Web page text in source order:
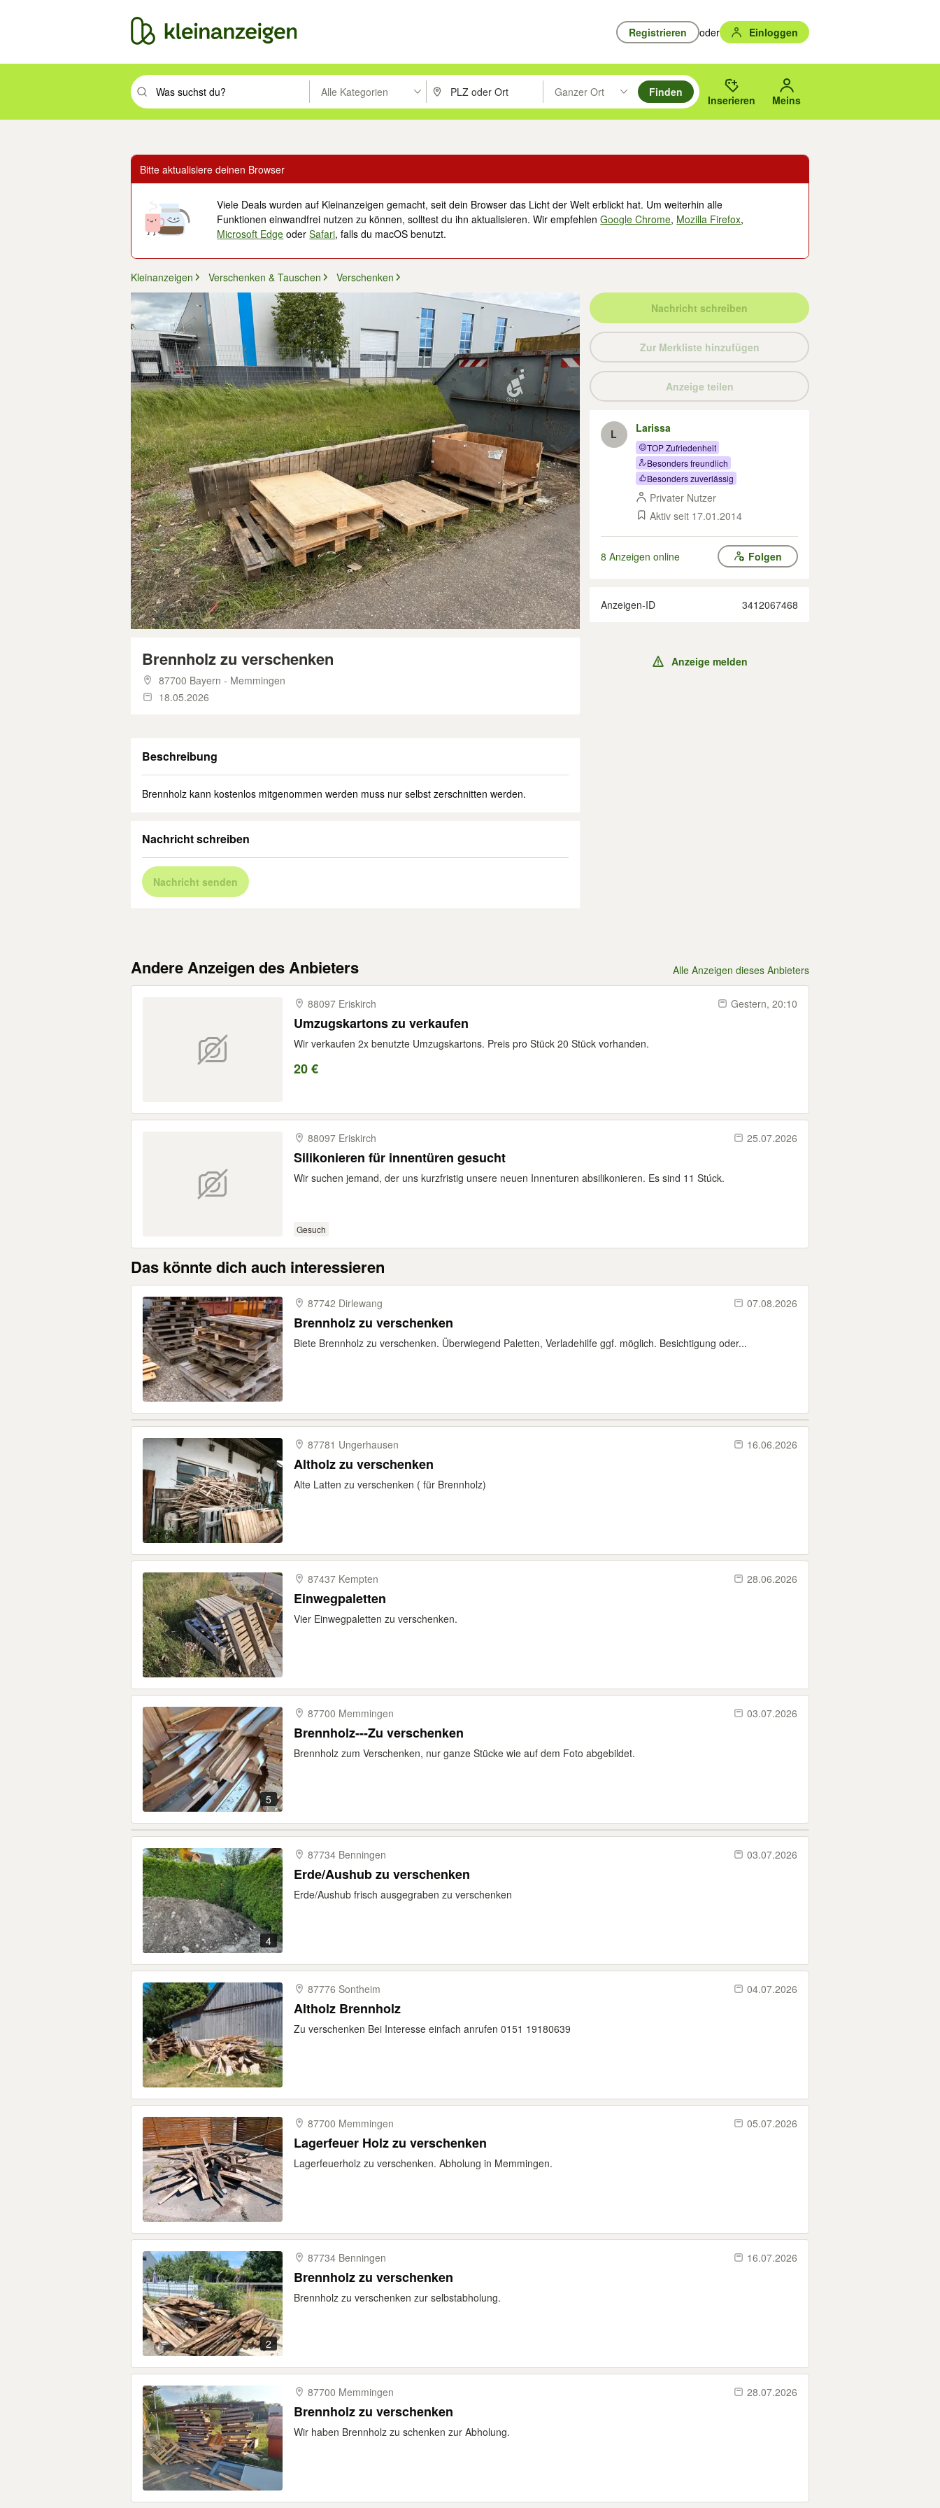
Registrieren oder Einloggen
Suchbegriff eingeben. Eingabetaste drücken um zu suchen, oder Vorschläge mit den Pfeiltasten nach oben/unten durchsuchen und mit Eingabetaste auswählen.
Alle Kategorien PLZ oder Ort eingeben. Eingabetaste drücken um zu suchen, oder Vorschläge mit den Pfeiltasten nach oben/
Ganzer Ort
Suche im Umkreis des gewählten Orts oder PLZ.
Finden
Inserieren Meins
Bitte aktualisiere deinen Browser
Viele Deals wurden auf Kleinanzeigen gemacht, seit dein Browser das Licht der Welt erblickt hat. Um weiterhin alle
Funktionen einwandfrei nutzen zu können, solltest du ihn aktualisieren. Wir empfehlenGoogle Chrome, Mozilla Firefox,
Microsoft Edge oderSafari, falls du macOS benutzt.
Kleinanzeigen Verschenken & Tauschen Verschenken
Brennholz zu verschenken
87700 Bayern - Memmingen
18.05.2026
Beschreibung
Brennholz kann kostenlos mitgenommen werden muss nur selbst zerschnitten werden.
Nachricht schreiben
Nachricht senden
Nachricht schreiben
Zur Merkliste hinzufügen
Anzeige teilen
L Larissa
TOP Zufriedenheit
Besonders freundlich
Besonders zuverlässig
Privater Nutzer
Aktiv seit 17.01.2014
8 Anzeigen online Folgen
Anzeigen-ID 3412067468
Anzeige melden
Andere Anzeigen des Anbieters Alle Anzeigen dieses Anbieters
88097 Eriskirch Gestern, 20:10
Umzugskartons zu verkaufen
Wir verkaufen 2x benutzte Umzugskartons. Preis pro Stück 20 Stück vorhanden.
20 €
88097 Eriskirch 25.07.2026
Silikonieren für innentüren gesucht
Wir suchen jemand, der uns kurzfristig unsere neuen Innenturen absilikonieren. Es sind 11 Stúck.
Gesuch
Das könnte dich auch interessieren
87742 Dirlewang 07.08.2026
Brennholz zu verschenken
Biete Brennholz zu verschenken. Überwiegend Paletten, Verladehilfe ggf. möglich. Besichtigung oder...
87781 Ungerhausen 16.06.2026
Altholz zu verschenken
Alte Latten zu verschenken ( für Brennholz)
87437 Kempten 28.06.2026
Einwegpaletten
Vier Einwegpaletten zu verschenken.
5
87700 Memmingen 03.07.2026
Brennholz---Zu verschenken
Brennholz zum Verschenken, nur ganze Stücke wie auf dem Foto abgebildet.
4
87734 Benningen 03.07.2026
Erde/Aushub zu verschenken
Erde/Aushub frisch ausgegraben zu verschenken
87776 Sontheim 04.07.2026
Altholz Brennholz
Zu verschenken Bei Interesse einfach anrufen 0151 19180639
87700 Memmingen 05.07.2026
Lagerfeuer Holz zu verschenken
Lagerfeuerholz zu verschenken. Abholung in Memmingen.
2
87734 Benningen 16.07.2026
Brennholz zu verschenken
Brennholz zu verschenken zur selbstabholung.
87700 Memmingen 28.07.2026
Brennholz zu verschenken
Wir haben Brennholz zu schenken zur Abholung.